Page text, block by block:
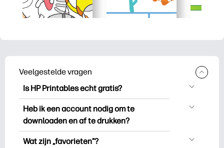
Veelgestelde vragen
Is HP Printables echt gratis?
HP Printables biedt meer dan 2.500
gratis printables om te downloaden en
kleurplaten, leuke leerwerkbladen,
Heb ik een account nodig om te
downloaden en af te drukken?
Je kunt ontdekken en printen zonder een
Wat zijn „favorieten”?